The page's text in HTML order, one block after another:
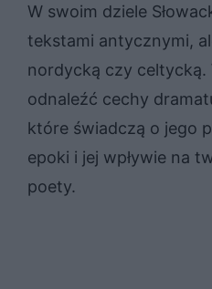
W swoim dziele
tekstami antycznymi,
nordycką czy
odnaleźć cechy
które świadczą o jego
epoki i jej wpływie na
poety.